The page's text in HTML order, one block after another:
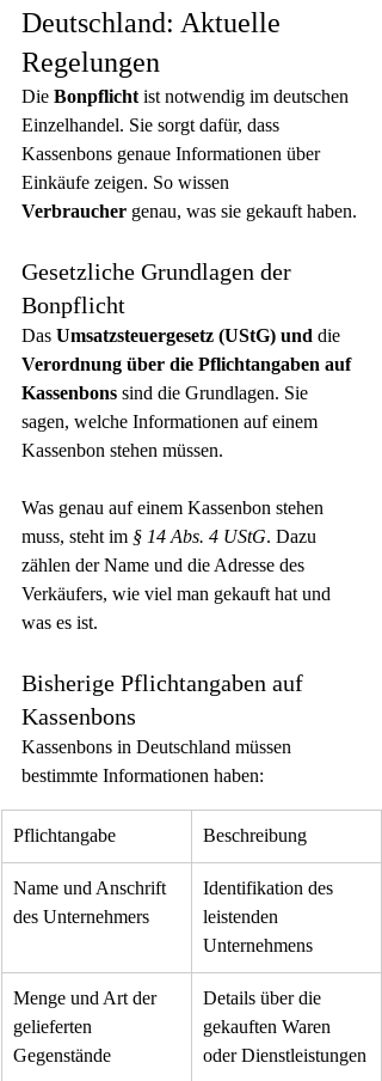
Deutschland: Aktuelle
Regelungen
Die Bonpflicht ist notwendig im deutschen
Einzelhandel. Sie sorgt dafür, dass
Kassenbons genaue Informationen über
Einkäufe zeigen. So wissen
Verbraucher genau, was sie gekauft haben.
Gesetzliche Grundlagen der
Bonpflicht
Das Umsatzsteuergesetz (UStG) und die
Verordnung über die Pflichtangaben auf
Kassenbons sind die Grundlagen. Sie
sagen, welche Informationen auf einem
Kassenbon stehen müssen.
Was genau auf einem Kassenbon stehen
muss, steht im § 14 Abs. 4 UStG. Dazu
zählen der Name und die Adresse des
Verkäufers, wie viel man gekauft hat und
was es ist.
Bisherige Pflichtangaben auf
Kassenbons
Kassenbons in Deutschland müssen
bestimmte Informationen haben:
Pflichtangabe Beschreibung
Name und Anschrift
des Unternehmers
Identifikation des
leistenden
Unternehmens
Menge und Art der
gelieferten
Gegenstände
Details über die
gekauften Waren
oder Dienstleistungen